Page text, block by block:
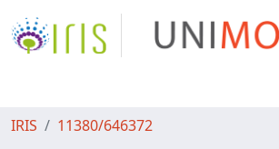
IRIS 11380/646372